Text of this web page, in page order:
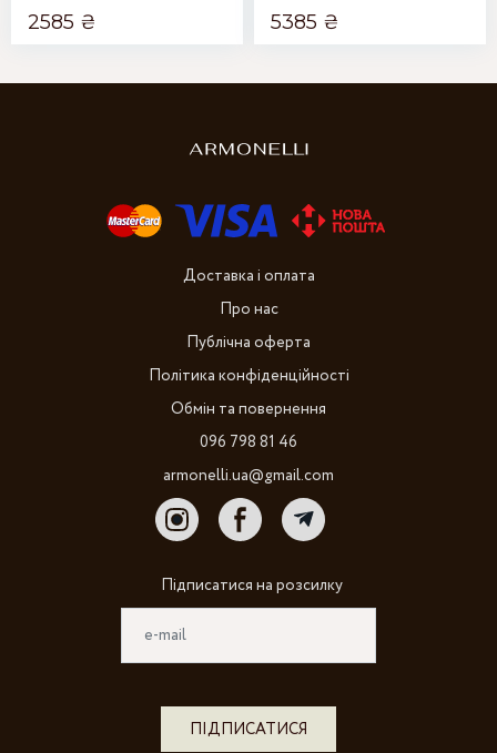
2585 ₴ 5385 ₴
Доставка і оплата
Про нас
Публічна оферта
Політика конфіденційності
Обмін та повернення
096 798 81 46
armonelli.ua@gmail.com
Підписатися на розсилку
ПІДПИСАТИСЯ